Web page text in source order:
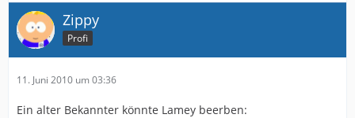
Zippy
Profi
11. Juni 2010 um 03:36
Ein alter Bekannter könnte Lamey beerben: